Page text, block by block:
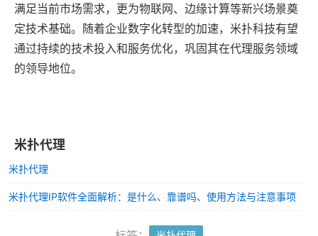
满足当前市场需求，更为物联网、边缘计算等新兴场景奠
定技术基础。随着企业数字化转型的加速，米扑科技有望
通过持续的技术投入和服务优化，巩固其在代理服务领域
的领导地位。
米扑代理
米扑代理
米扑代理IP软件全面解析：是什么、靠谱吗、使用方法与注意事项